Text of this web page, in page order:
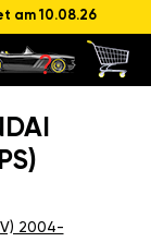
am 10.08.26
2004-